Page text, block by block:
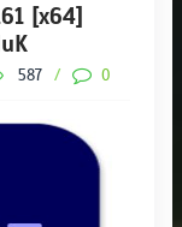
[x64]
587 / 0